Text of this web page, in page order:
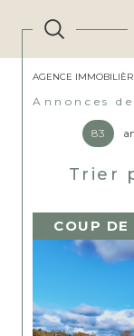
AGENCE
Annonces
83
Trier
COUP DE